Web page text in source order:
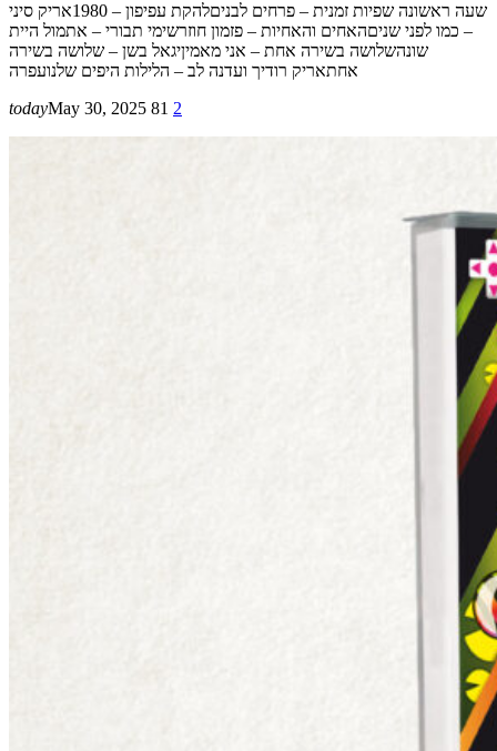
שעה ראשונה שפיות זמנית – פרחים לבניםלהקת עפיפון – 1980אריק סיני
– כמו לפני שניםהאחים והאחיות – פזמון חוזרשימי תבורי – אתמול היית
שונהשלושה בשירה אחת – אני מאמיןיגאל בשן – שלושה בשירה
אחתאריק רודיך ועדנה לב – הלילות היפים שלנועפרה
todayMay 30, 2025 81 2